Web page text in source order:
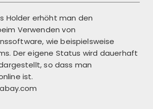
Holder erhöht man den
Verwenden von
wie beispielsweise
Der eigene Status wird dauerhaft
so dass man
ist.